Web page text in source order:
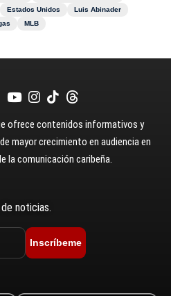
Estados Unidos
Luis Abinader
MLB
ofrece contenidos informativos y
mayor crecimiento en audiencia en
la comunicación caribeña.
noticias.
Inscríbeme